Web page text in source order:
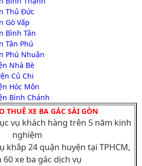
Thủ Đức
Gò Vấp
Bình Tân
Tân Phú
Phú Nhuận
Nhà Bè
Củ Chi
Hóc Môn
Bình Chánh
THUÊ XE BA GÁC SÀI GÒN
vụ khách hàng trên 5 năm kinh
nghiệm
khắp 24 quận huyện tại TPHCM,
60 xe ba gác dịch vụ